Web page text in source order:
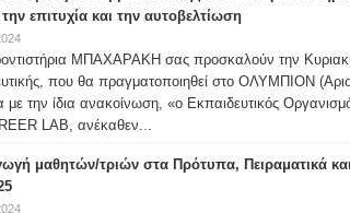
επιτυχία και την αυτοβελτίωση
ΜΠΑΧΑΡΑΚΗ σας προσκαλούν την
που θα πραγματοποιηθεί στο ΟΛΥΜΠΙΟΝ
την ίδια ανακοίνωση, «ο Εκπαιδευτικός
LAB, ανέκαθεν...
μαθητών/τριών στα Πρότυπα, Πειραματικά